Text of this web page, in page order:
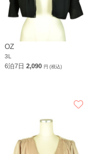
OZ
3L
6泊7日 2,090 円 (税込)